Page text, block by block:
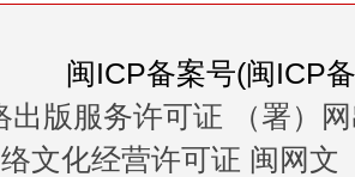
闽ICP备案号(闽ICP
出版服务许可证 （署）
文化经营许可证 闽网文